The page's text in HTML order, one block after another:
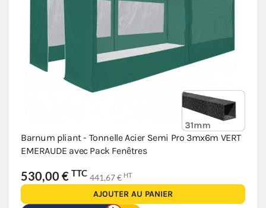
Barnum pliant - Tonnelle Acier Semi Pro 3mx6m VERT
EMERAUDE avec Pack Fenêtres
530,00 € TTC 441,67 € HT
AJOUTER AU PANIER